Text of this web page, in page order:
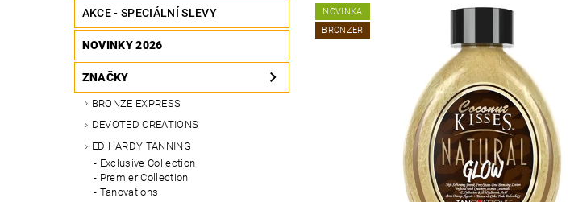
AKCE - SPECIÁLNÍ SLEVY
NOVINKY 2026
ZNAČKY
BRONZE EXPRESS
DEVOTED CREATIONS
ED HARDY TANNING
Exclusive Collection
Premier Collection
Tanovations
NOVINKA
BRONZER